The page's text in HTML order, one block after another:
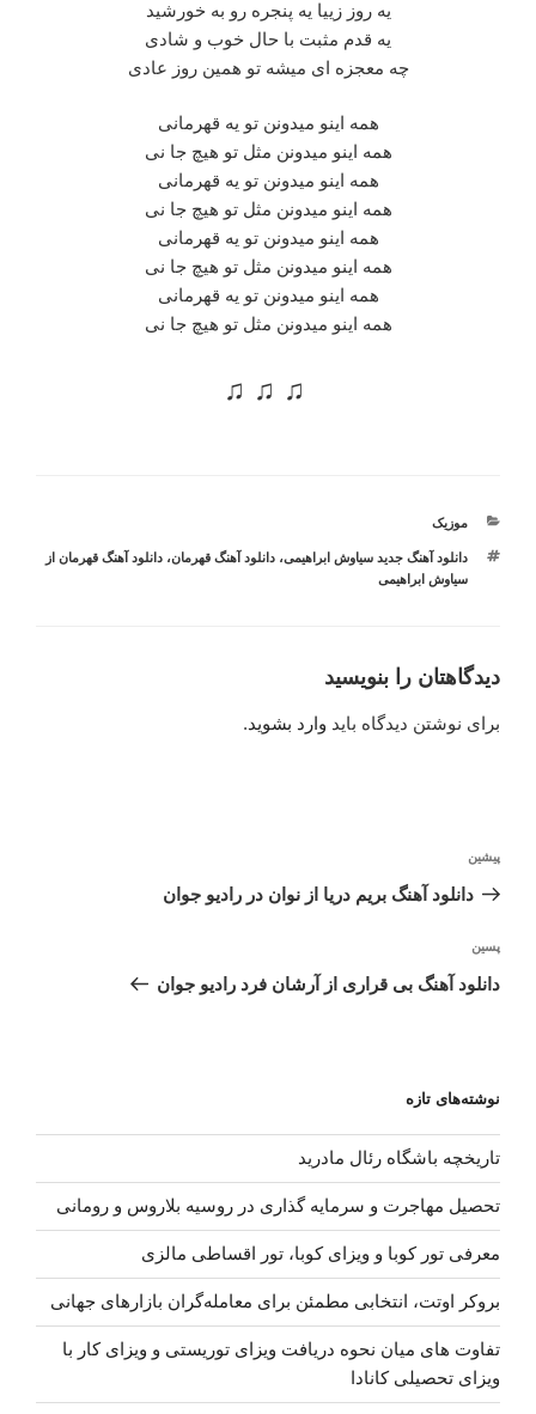
یه روز زییا یه پنجره رو به خورشید
یه قدم مثبت با حال خوب و شادی
چه معجزه ای میشه تو همین روز عادی
همه اینو میدونن تو یه قهرمانی
همه اینو میدونن مثل تو هیچ جا نی
همه اینو میدونن تو یه قهرمانی
همه اینو میدونن مثل تو هیچ جا نی
همه اینو میدونن تو یه قهرمانی
همه اینو میدونن مثل تو هیچ جا نی
همه اینو میدونن تو یه قهرمانی
همه اینو میدونن مثل تو هیچ جا نی
♫ ♫ ♫
دسته‌ها
موزیک
برچسب‌ها
دانلود آهنگ جدید سیاوش ابراهیمی،دانلود آهنگ قهرمان،دانلود آهنگ قهرمان از
سیاوش ابراهیمی
دیدگاهتان را بنویسید
برای نوشتن دیدگاه باید وارد بشوید.
نوشته
قبلی
پیشین
دانلود آهنگ بریم دریا از نوان در رادیو جوان
نوشته‌ٔ
بعدی
پسین
دانلود آهنگ بی قراری از آرشان فرد رادیو جوان
نوشته‌های تازه
تاریخچه باشگاه رئال مادرید
تحصیل مهاجرت و سرمایه گذاری در روسیه بلاروس و رومانی
معرفی تور کوبا و ویزای کوبا، تور اقساطی مالزی
بروکر اوتت، انتخابی مطمئن برای معامله‌گران بازارهای جهانی
تفاوت های میان نحوه دریافت ویزای توریستی و ویزای کار با
ویزای تحصیلی کانادا